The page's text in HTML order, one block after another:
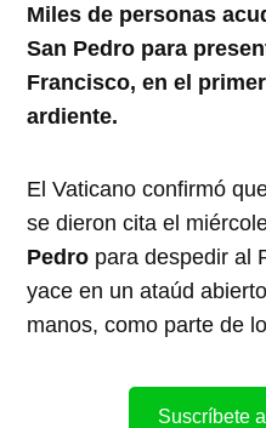
Miles de personas
San Pedro para
Francisco, en el
ardiente.
El Vaticano confirmó
se dieron cita el
Pedro para despedir al
yace en un ataúd
manos, como parte de
Suscríbete